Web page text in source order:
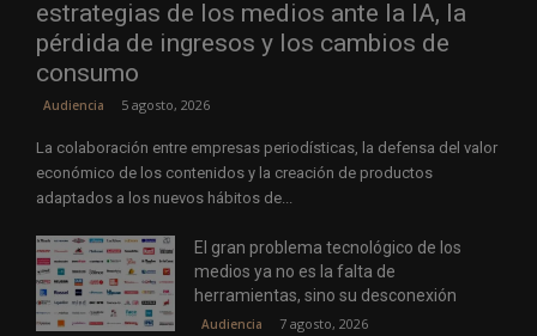
estrategias de los medios ante la IA, la
pérdida de ingresos y los cambios de
consumo
Audiencia 5 agosto, 2026
La colaboración entre empresas periodísticas, la defensa del valor
económico de los contenidos y la creación de productos
adaptados a los nuevos hábitos de...
El gran problema tecnológico de los
medios ya no es la falta de
herramientas, sino su desconexión
Audiencia 7 agosto, 2026